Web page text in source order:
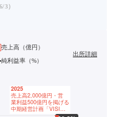
3）
売上高（億円）
純利益率（%）
出所詳細